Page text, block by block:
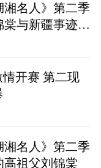
湘名人》第二季
与新疆事迹陈
情开赛 第二现
湘名人》第二季
高祖父刘锦棠